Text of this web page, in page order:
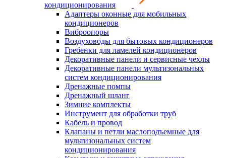
кондиционирования
Адаптеры оконные для мобильных
кондиционеров
Виброопоры
Воздуховоды для бытовых кондиционеров
Гребенки для ламелей кондиционеров
Декоративные панели и сервисные чехлы
Декоративные панели мультизональных
систем кондиционирования
Дренажные помпы
Дренажный шланг
Зимние комплекты
Инструмент для обработки труб
Кабель и провод
Клапаны и петли маслоподъемные для
мультизональных систем
кондиционирования